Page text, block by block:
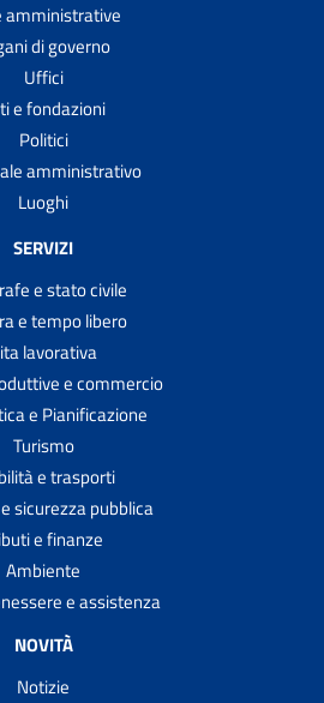
amministrative
di governo
Uffici
e fondazioni
Politici
amministrativo
Luoghi
SERVIZI
e stato civile
e tempo libero
lavorativa
e commercio
e Pianificazione
Turismo
e trasporti
sicurezza pubblica
e finanze
Ambiente
e assistenza
NOVITÀ
Notizie